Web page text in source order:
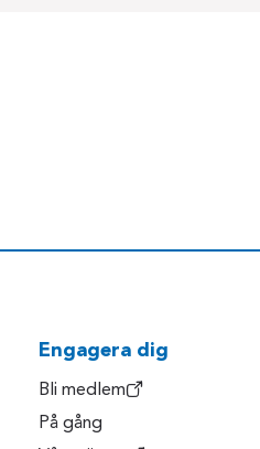
Engagera dig
Bli medlem
På gång